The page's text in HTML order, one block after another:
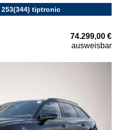
253(344) tiptronic
74.299,00 €
ausweisbar